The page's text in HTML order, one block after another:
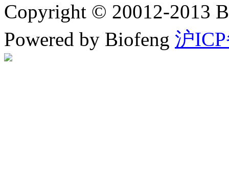
Copyright © 20012-2013
Powered by Biofeng 沪